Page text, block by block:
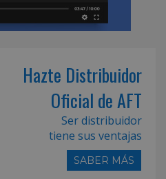
Hazte Distribuidor
Oficial de AFT
Ser distribuidor
tiene sus ventajas
SABER MÁS